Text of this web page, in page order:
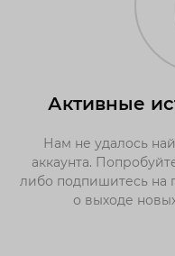
Активные
Нам не удалось
аккаунта.
либо подпишитесь на
о выходе